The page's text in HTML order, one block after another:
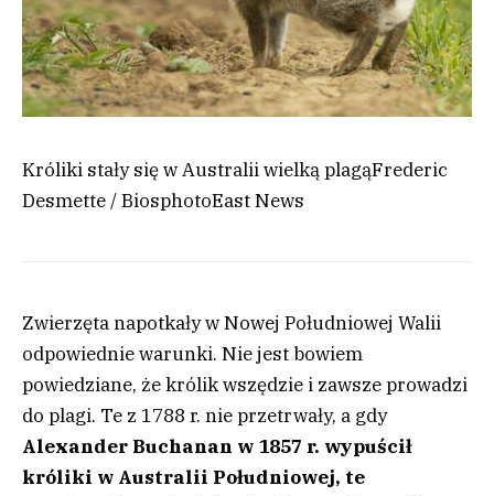
Króliki stały się w Australii wielką plagąFrederic
Desmette / BiosphotoEast News
Zwierzęta napotkały w Nowej Południowej Walii
odpowiednie warunki. Nie jest bowiem
powiedziane, że królik wszędzie i zawsze prowadzi
do plagi. Te z 1788 r. nie przetrwały, a gdy
Alexander Buchanan w 1857 r. wypuścił
króliki w Australii Południowej, te